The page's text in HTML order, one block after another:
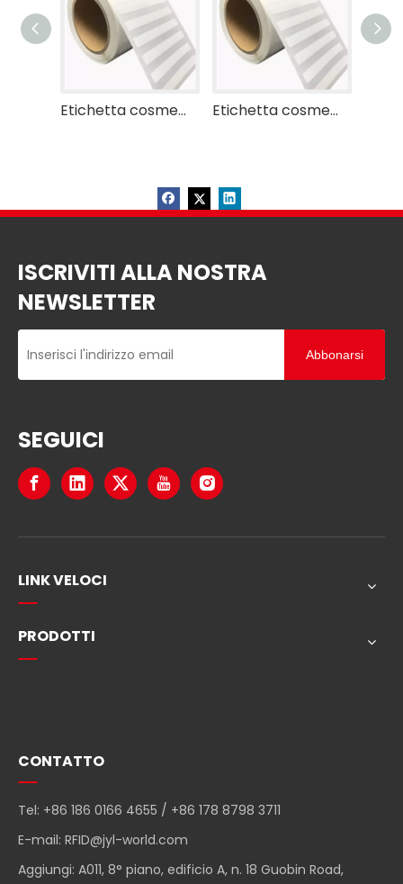
Etichetta cosmetica per rivenditori RFID Etichetta cosmetica per rivenditori RFID
ISCRIVITI ALLA NOSTRA
NEWSLETTER
Abbonarsi
SEGUICI
LINK VELOCI
PRODOTTI
CONTATTO
Tel: +86 186 0166 4655 / +86 178 8798 3711
E-mail: RFID@jyl-world.com
Aggiungi: A011, 8° piano, edificio A, n. 18 Guobin Road,